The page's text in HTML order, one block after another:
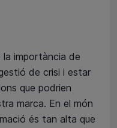
la importància de
de crisi i estar
que podrien
marca. En el món
és tan alta que